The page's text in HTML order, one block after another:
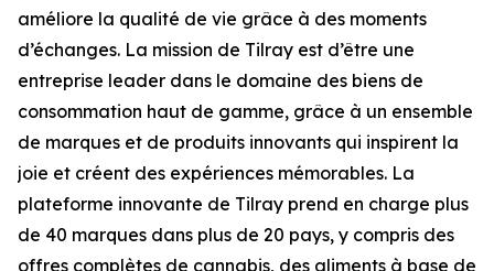
améliore la qualité de vie grâce à des moments
d’échanges. La mission de Tilray est d’être une
entreprise leader dans le domaine des biens de
consommation haut de gamme, grâce à un ensemble
de marques et de produits innovants qui inspirent la
joie et créent des expériences mémorables. La
plateforme innovante de Tilray prend en charge plus
de 40 marques dans plus de 20 pays, y compris des
offres complètes de cannabis, des aliments à base de